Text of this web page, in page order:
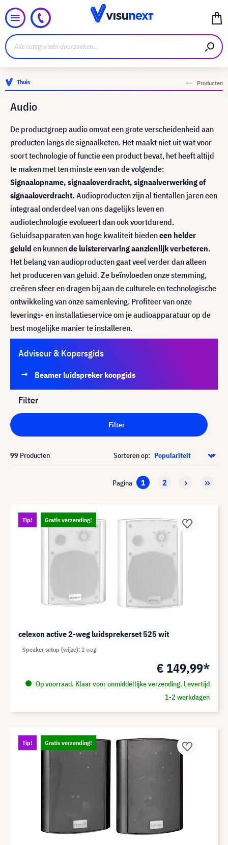
Thuis Producten
Audio
De productgroep audio omvat een grote verscheidenheid aan
producten langs de signaalketen. Het maakt niet uit wat voor
soort technologie of functie een product bevat, het heeft altijd
te maken met ten minste een van de volgende:
Signaalopname, signaaloverdracht, signaalverwerking of
signaaloverdracht. Audioproducten zijn al tientallen jaren een
integraal onderdeel van ons dagelijks leven en
audiotechnologie evolueert dan ook voortdurend.
Geluidsapparaten van hoge kwaliteit biedeneen helder
geluid en kunnende luisterervaring aanzienlijk verbeteren.
Het belang van audioproducten gaat veel verder dan alleen
het produceren van geluid. Ze beïnvloeden onze stemming,
creëren sfeer en dragen bij aan de culturele en technologische
ontwikkeling van onze samenleving. Profiteer van onze
leverings- en installatieservice om je audioapparatuur op de
best mogelijke manier te installeren.
Adviseur & Kopersgids
Beamer luidspreker koopgids
Filter
Filter
99 Producten Sorteren op:
Pagina 1 2
Tip! Gratis verzending!
celexon active 2-weg luidsprekerset 525 wit
€ 149,99*
Op voorraad. Klaar voor onmiddellijke verzending. Levertijd
1-2 werkdagen
Speaker setup (wijze) 2 weg
Tip! Gratis verzending!